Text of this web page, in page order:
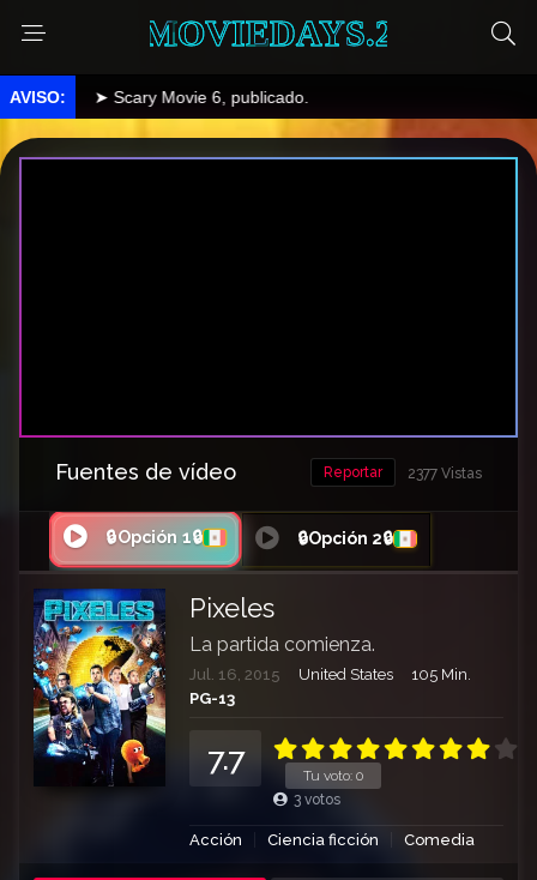
MOVIEDAYS.2
➤ Scary Movie 6, publicado.
Fuentes de vídeo 2377 Vistas
Reportar
🔒Opción 1🔒 🔒Opción 2🔒
Pixeles
La partida comienza.
Jul. 16, 2015 United States
105 Min.
PG-13
Tu voto: 0
7.7
3 votos
Acción Ciencia ficción Comedia